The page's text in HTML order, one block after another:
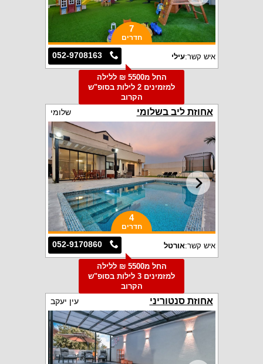
7
חדרים
052-9708163 איש קשר:עילי
החל מ5500 ₪ ללילה
למזמינים 2 לילות בסופ"ש
הקרוב
אחוזת ליב בשלומי שלומי
4
חדרים
052-9170860 איש קשר:אורטל
החל מ5500 ₪ ללילה
למזמינים 3 לילות בסופ"ש
הקרוב
אחוזת סנטוריני עין יעקב